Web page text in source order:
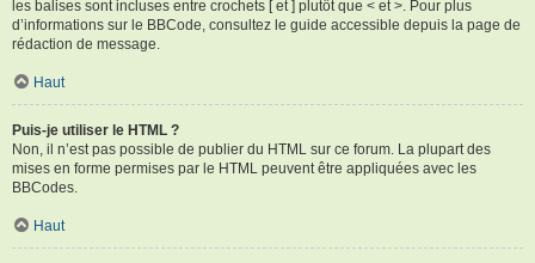
les balises sont incluses entre crochets [ et ] plutôt que < et >. Pour plus
d’informations sur le BBCode, consultez le guide accessible depuis la page de
rédaction de message.
Haut
Puis-je utiliser le HTML ?
Non, il n’est pas possible de publier du HTML sur ce forum. La plupart des
mises en forme permises par le HTML peuvent être appliquées avec les
BBCodes.
Haut